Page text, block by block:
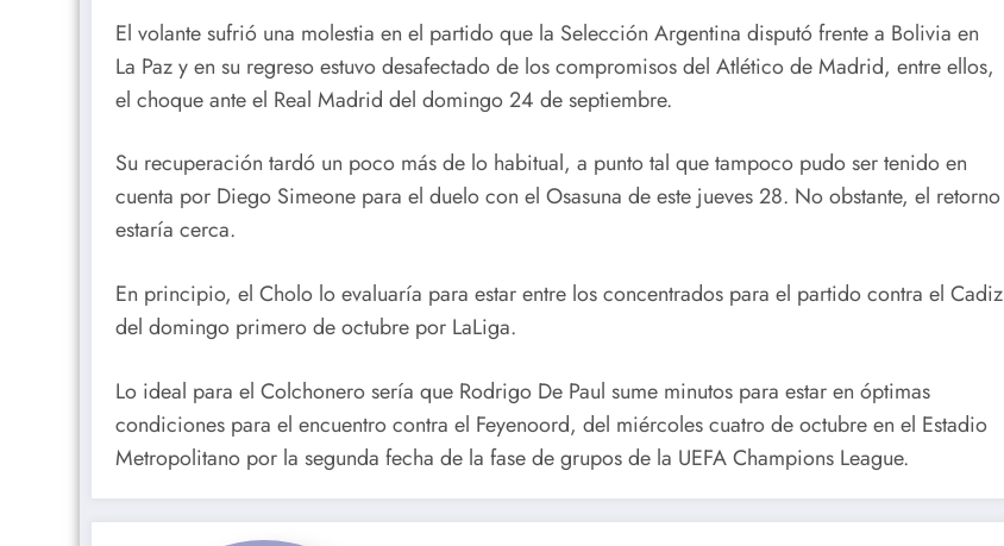
El volante sufrió una molestia en el partido que la Selección Argentina disputó frente a Bolivia en
La Paz y en su regreso estuvo desafectado de los compromisos del Atlético de Madrid, entre ellos,
el choque ante el Real Madrid del domingo 24 de septiembre.
Su recuperación tardó un poco más de lo habitual, a punto tal que tampoco pudo ser tenido en
cuenta por Diego Simeone para el duelo con el Osasuna de este jueves 28. No obstante, el retorno
estaría cerca.
En principio, el Cholo lo evaluaría para estar entre los concentrados para el partido contra el Cadiz
del domingo primero de octubre por LaLiga.
Lo ideal para el Colchonero sería que Rodrigo De Paul sume minutos para estar en óptimas
condiciones para el encuentro contra el Feyenoord, del miércoles cuatro de octubre en el Estadio
Metropolitano por la segunda fecha de la fase de grupos de la UEFA Champions League.